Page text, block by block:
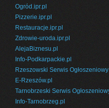
Ogród.ipr.pl
Pizzerie.ipr.pl
Restauracje.ipr.pl
Zdrowie-uroda.ipr.pl
AlejaBiznesu.pl
Info-Podkarpackie.pl
Rzeszowski Serwis Ogłoszeniowy
E-Rzeszów.pl
Tarnobrzeski Serwis
Info-Tarnobrzeg.pl